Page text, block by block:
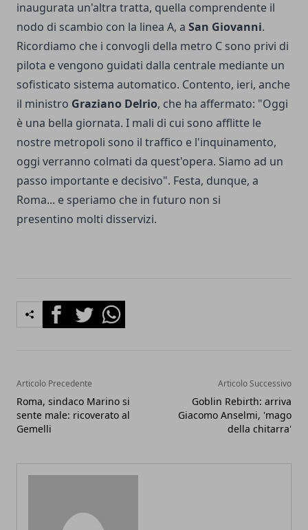
inaugurata un'altra tratta, quella comprendente il
nodo di scambio con la linea A, a San Giovanni.
Ricordiamo che i convogli della metro C sono privi di
pilota e vengono guidati dalla centrale mediante un
sofisticato sistema automatico. Contento, ieri, anche
il ministro Graziano Delrio, che ha affermato: "Oggi
è una bella giornata. I mali di cui sono afflitte le
nostre metropoli sono il traffico e l'inquinamento,
oggi verranno colmati da quest'opera. Siamo ad un
passo importante e decisivo". Festa, dunque, a
Roma... e speriamo che in futuro non si
presentino molti disservizi.
FacebookTwitterWhatsapp
Articolo Precedente
Roma, sindaco Marino si
sente male: ricoverato al
Gemelli
Articolo Successivo
Goblin Rebirth: arriva
Giacomo Anselmi, 'mago
della chitarra'